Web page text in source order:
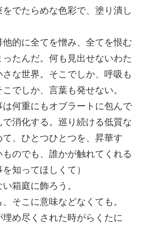
でたらめな色彩で、塗り潰し
他的に全てを憎み、全てを恨む
たんだ。何も見出せないわた
さな世界。そこでしか、呼吸も
でしか、言葉も発せない。
は何重にもオブラートに包んで
で消化する。巡り続ける低質な
、ひとつひとつを、昇華す
ものでも、誰かが触れてくれる
知ってほしくて）
箱庭に飾ろう。
そこに意味などなくても。
め尽くされた時がらくたに